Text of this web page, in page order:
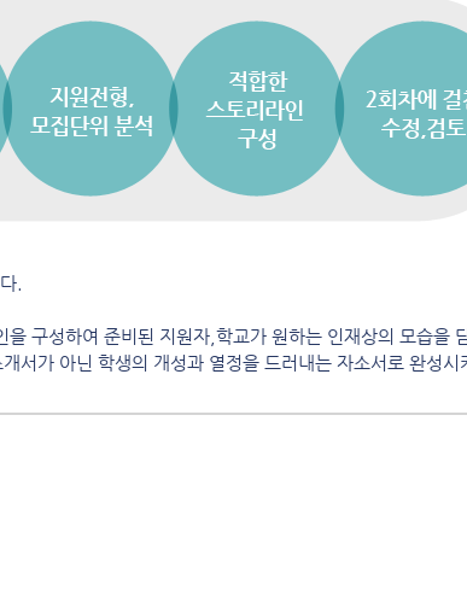
.
구성하여 준비된 지원자,학교가 원하는 인재상의 모습을
서가 아닌 학생의 개성과 열정을 드러내는 자소서로 완성시